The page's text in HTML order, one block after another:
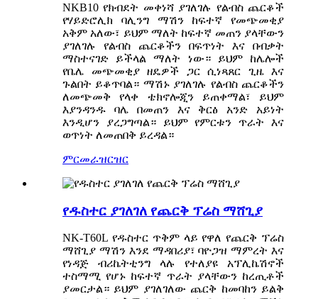
NKB10 የክብደት መቀነሻ ያገለገሉ የልብስ ጨርቆች
የሃይድሮሊክ ባሊንግ ማሽን ከፍተኛ የመጭመቂያ
አቅም አለው፣ ይህም ማለት ከፍተኛ መጠን ያላቸውን
ያገለገሉ የልብስ ጨርቆችን በፍጥነት እና በብቃት
ማስተናገድ ይችላል ማለት ነው። ይህም ከሌሎች
የቤሌ መጭመቂያ ዘዴዎች ጋር ሲነጻጸር ጊዜ እና
ጉልበት ይቆጥባል። ማሽኑ ያገለገሉ የልብስ ጨርቆችን
ለመጭመቅ የላቀ ቴክኖሎጂን ይጠቀማል፣ ይህም
እያንዳንዱ ባሌ በመጠን እና ቅርፅ አንድ አይነት
እንዲሆን ያረጋግጣል። ይህም የምርቱን ጥራት እና
ወጥነት ለመጠበቅ ይረዳል።
ምርመራዝርዝር
የዱስተር ያገለገለ የጨርቅ ፕሬስ ማሸጊያ
NK-T60L የዱስተር ጥቅም ላይ የዋለ የጨርቅ ፕሬስ
ማሸጊያ ማሽን እንደ ማዳበሪያ፣ ባዮጋዝ ማምረት እና
የነዳጅ ብሪኬትቲንግ ላሉ የተለያዩ አፕሊኬሽኖች
ተስማሚ የሆኑ ከፍተኛ ጥራት ያላቸውን ከረጢቶች
ያመርታል። ይህም ያገለገለው ጨርቅ ከመባከን ይልቅ